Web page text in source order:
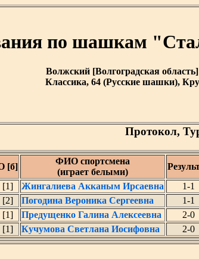
по шашкам
Волжский [Волгоградская
Классика, 64 (Русские шашки),
Протокол,
[б]
ФИО спортсмена
(играет белыми)
[1] Жингалиева Акканым Ирсаевна 1-1
[2] Погодина Вероника Сергеевна 1-1
[1] Предущенко Галина Алексеевна 2-0
[1] Кучумова Светлана Иосифовна 2-0